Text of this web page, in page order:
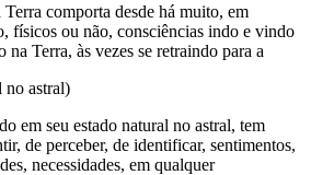
comporta desde há muito, em
físicos ou não, consciências indo e vindo
na Terra, às vezes se retraindo para a
no astral)
em seu estado natural no astral, tem
de perceber, de identificar, sentimentos,
necessidades, em qualquer